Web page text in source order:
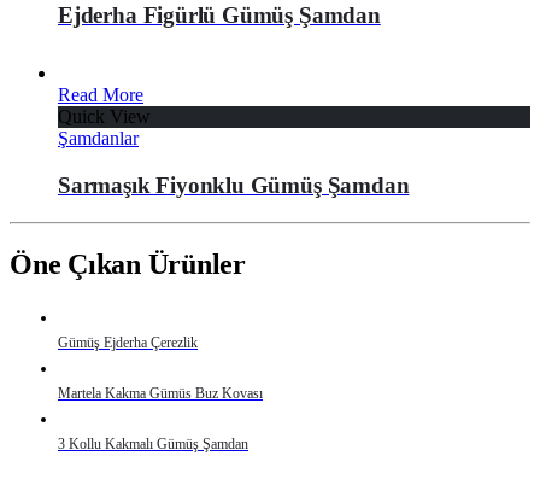
Ejderha Figürlü Gümüş Şamdan
Read More
Quick View
Şamdanlar
Sarmaşık Fiyonklu Gümüş Şamdan
Öne Çıkan Ürünler
Gümüş Ejderha Çerezlik
Martela Kakma Gümüs Buz Kovası
3 Kollu Kakmalı Gümüş Şamdan